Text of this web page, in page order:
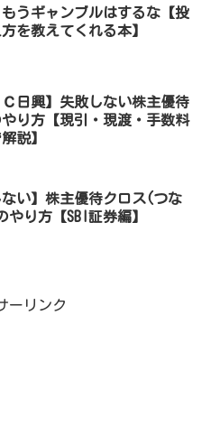
もうギャンブルはするな【投
を教えてくれる本】
Ｃ日興】失敗しない株主優待
り方【現引・現渡・手数料
説】
ない】株主優待クロス(つな
やり方【SBI証券編】
ーリンク